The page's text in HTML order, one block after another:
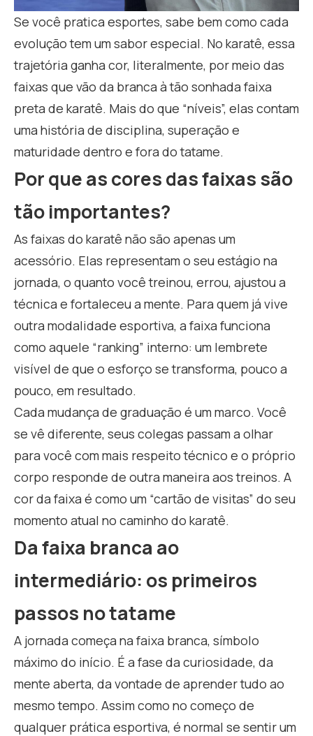
Se você pratica esportes, sabe bem como cada
evolução tem um sabor especial. No karatê, essa
trajetória ganha cor, literalmente, por meio das
faixas que vão da branca à tão sonhada faixa
preta de karatê. Mais do que “níveis”, elas contam
uma história de disciplina, superação e
maturidade dentro e fora do tatame.
Por que as cores das faixas são
tão importantes?
As faixas do karatê não são apenas um
acessório. Elas representam o seu estágio na
jornada, o quanto você treinou, errou, ajustou a
técnica e fortaleceu a mente. Para quem já vive
outra modalidade esportiva, a faixa funciona
como aquele “ranking” interno: um lembrete
visível de que o esforço se transforma, pouco a
pouco, em resultado.
Cada mudança de graduação é um marco. Você
se vê diferente, seus colegas passam a olhar
para você com mais respeito técnico e o próprio
corpo responde de outra maneira aos treinos. A
cor da faixa é como um “cartão de visitas” do seu
momento atual no caminho do karatê.
Da faixa branca ao
intermediário: os primeiros
passos no tatame
A jornada começa na faixa branca, símbolo
máximo do início. É a fase da curiosidade, da
mente aberta, da vontade de aprender tudo ao
mesmo tempo. Assim como no começo de
qualquer prática esportiva, é normal se sentir um